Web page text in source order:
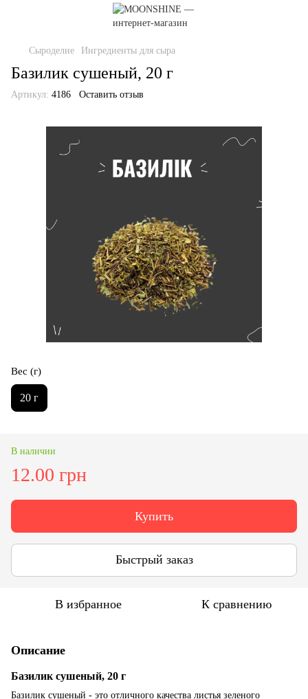
Сыроделие Ингредиенты для сыра
Базилик сушеный, 20 г
Артикул: 4186 Оставить отзыв
Вес (г)
20 г
В наличии
12.00 грн
Купить
Быстрый заказ
В избранное К сравнению
Описание
Базилик сушеный, 20 г
Базилик сушеный - это отличного качества листья зеленого